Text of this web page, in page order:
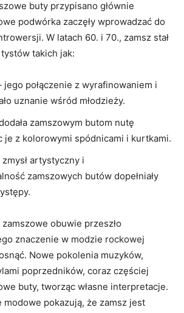
buty przypisano głównie
podwórka zaczęły wprowadzać do
W latach 60. i 70., zamsz stał
takich jak:
jego połączenie z wyrafinowaniem i
uznanie wśród młodzieży.
zamszowym butom nutę
je z kolorowymi spódnicami i kurtkami.
zmysł artystyczny i
zamszowych butów dopełniały
obuwie przeszło
znaczenie w modzie rockowej
Nowe pokolenia muzyków,
poprzedników, coraz częściej
buty, tworząc własne interpretacje.
pokazują, że zamsz jest